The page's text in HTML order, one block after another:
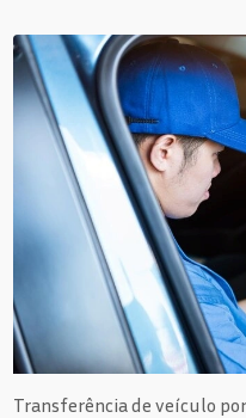
Transferência de veículo